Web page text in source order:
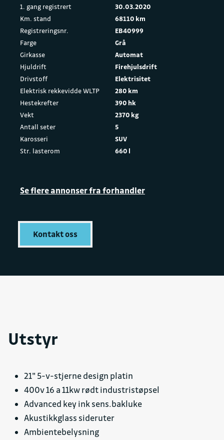
1. gang registrert
30.03.2020
Km. stand
68110 km
Registreringsnr.
EB40999
Farge
Grå
Girkasse
Automat
Hjuldrift
Firehjulsdrift
Drivstoff
Elektrisitet
Elektrisk rekkevidde WLTP
280 km
Hestekrefter
390 hk
Vekt
2370 kg
Antall seter
5
Karosseri
SUV
Str. lasterom
660 l
Se flere annonser fra forhandler
Kontakt oss
Utstyr
21" 5-v-stjerne design platin
400v 16 a 11kw rødt industristøpsel
Advanced key ink sens.bakluke
Akustikkglass sideruter
Ambientebelysning